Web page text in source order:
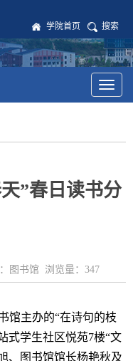
学院首页 搜索
Toggle
”春日读书分
图书馆 浏览量： 347
馆主办的“在诗句的枝
式学生社区悦苑7楼“文
、图书馆馆长杨艳秋及